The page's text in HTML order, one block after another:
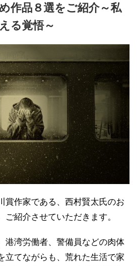
作品８選をご紹介～私
る覚悟～
賞作家である、西村賢太氏のお
紹介させていただきます。
港湾労働者、警備員などの肉体
立てながらも、荒れた生活で家